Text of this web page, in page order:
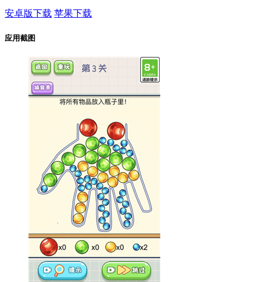
安卓版下载 苹果下载
应用截图